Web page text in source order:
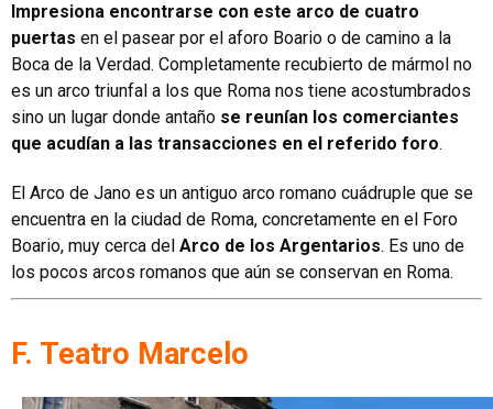
Impresiona encontrarse con este arco de cuatro
puertas en el pasear por el aforo Boario o de camino a la
Boca de la Verdad. Completamente recubierto de mármol no
es un arco triunfal a los que Roma nos tiene acostumbrados
sino un lugar donde antaño se reunían los comerciantes
que acudían a las transacciones en el referido foro.
El Arco de Jano es un antiguo arco romano cuádruple que se
encuentra en la ciudad de Roma, concretamente en el Foro
Boario, muy cerca del Arco de los Argentarios. Es uno de
los pocos arcos romanos que aún se conservan en Roma.
F. Teatro Marcelo